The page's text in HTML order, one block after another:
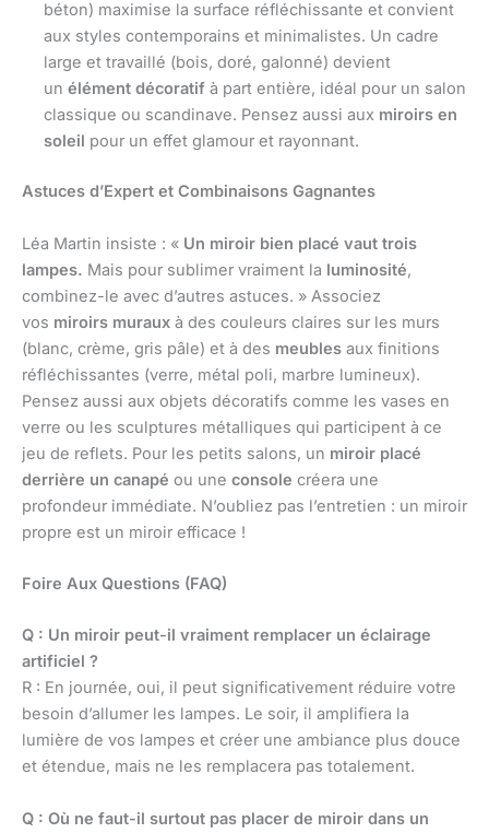
béton) maximise la surface réfléchissante et convient
aux styles contemporains et minimalistes. Un cadre
large et travaillé (bois, doré, galonné) devient
un élément décoratif à part entière, idéal pour un salon
classique ou scandinave. Pensez aussi aux miroirs en
soleil pour un effet glamour et rayonnant.
Astuces d’Expert et Combinaisons Gagnantes
Léa Martin insiste : « Un miroir bien placé vaut trois
lampes. Mais pour sublimer vraiment la luminosité,
combinez-le avec d’autres astuces. » Associez
vos miroirs muraux à des couleurs claires sur les murs
(blanc, crème, gris pâle) et à des meubles aux finitions
réfléchissantes (verre, métal poli, marbre lumineux).
Pensez aussi aux objets décoratifs comme les vases en
verre ou les sculptures métalliques qui participent à ce
jeu de reflets. Pour les petits salons, un miroir placé
derrière un canapé ou une console créera une
profondeur immédiate. N’oubliez pas l’entretien : un miroir
propre est un miroir efficace !
Foire Aux Questions (FAQ)
Q : Un miroir peut-il vraiment remplacer un éclairage
artificiel ?
R : En journée, oui, il peut significativement réduire votre
besoin d’allumer les lampes. Le soir, il amplifiera la
lumière de vos lampes et créer une ambiance plus douce
et étendue, mais ne les remplacera pas totalement.
Q : Où ne faut-il surtout pas placer de miroir dans un